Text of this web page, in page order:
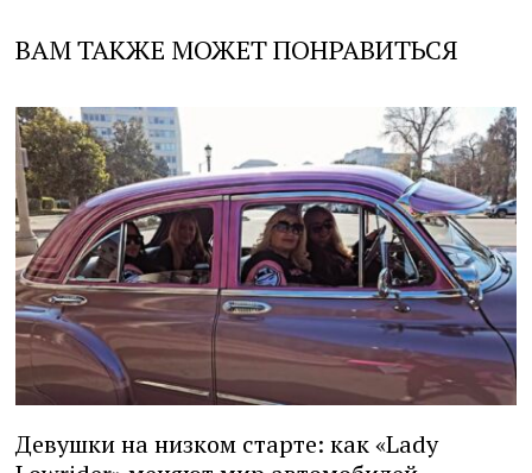
ВАМ ТАКЖЕ МОЖЕТ ПОНРАВИТЬСЯ
Девушки на низком старте: как «Lady